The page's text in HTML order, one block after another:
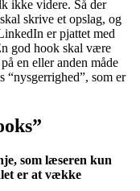
ikke videre. Så der
skrive et opslag, og
er pjattet med
god hook skal være
en eller anden måde
som er
som læseren kun
er at vække